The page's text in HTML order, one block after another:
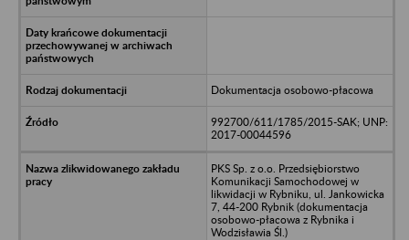
Dokumentacja osobowo-płacowa
992700/611/1785/2015-SAK; UNP:
2017-00044596
PKS Sp. z o.o. Przedsiębiorstwo
Komunikacji Samochodowej w
likwidacji w Rybniku, ul. Jankowicka
7, 44-200 Rybnik (dokumentacja
osobowo-płacowa z Rybnika i
Wodzisławia Śl.)